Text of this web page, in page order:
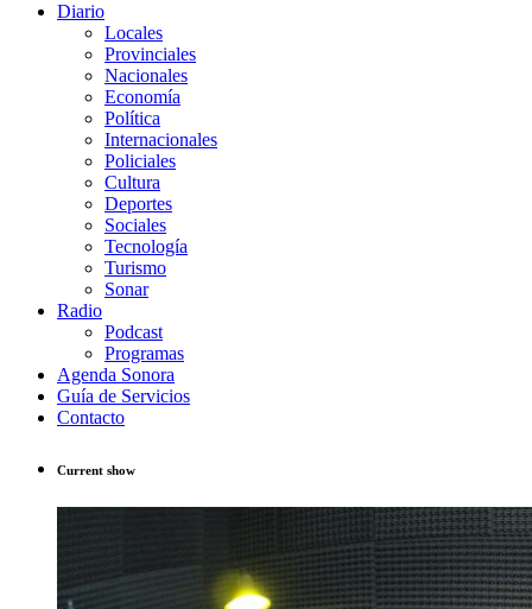
Diario
Locales
Provinciales
Nacionales
Economía
Política
Internacionales
Policiales
Cultura
Deportes
Sociales
Tecnología
Turismo
Sonar
Radio
Podcast
Programas
Agenda Sonora
Guía de Servicios
Contacto
Current show